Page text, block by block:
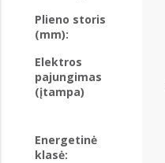
Plieno storis
(mm):
Elektros
pajungimas
(įtampa)
Energetinė
klasė: